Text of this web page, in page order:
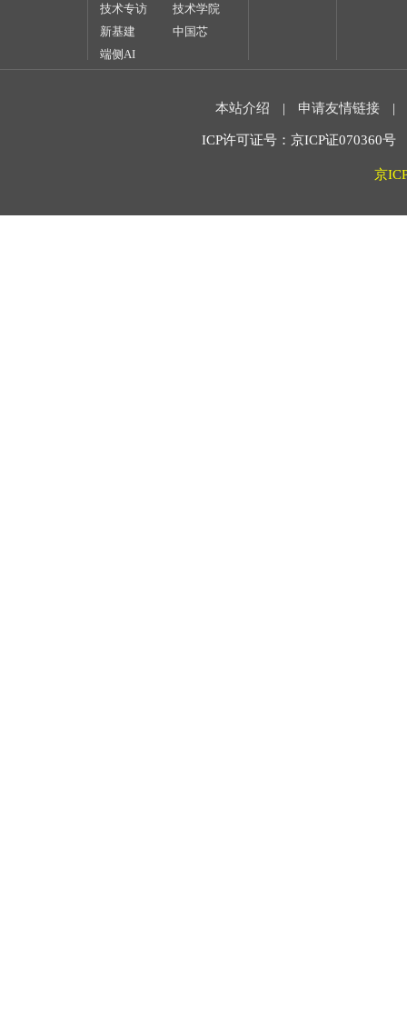
技术专访
技术学院
新基建
中国芯
端侧AI
本站介绍 | 申请友情链接 |
ICP许可证号：京ICP证070360
京